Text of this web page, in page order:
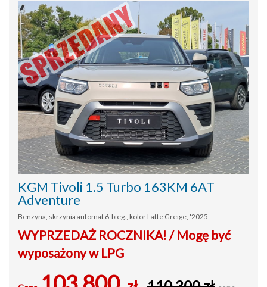
KGM Tivoli 1.5 Turbo 163KM 6AT
Adventure
Benzyna, skrzynia automat 6-bieg., kolor Latte Greige, '2025
WYPRZEDAŻ ROCZNIKA! / Mogę być
wyposażony w LPG